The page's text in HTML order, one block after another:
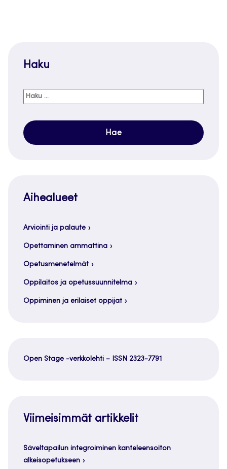
Haku
Haku:
Aihealueet
Arviointi ja palaute
Opettaminen ammattina
Opetusmenetelmät
Oppilaitos ja opetussuunnitelma
Oppiminen ja erilaiset oppijat
Open Stage -verkkolehti – ISSN 2323-7791
Viimeisimmät artikkelit
Säveltapailun integroiminen kanteleensoiton
alkeisopetukseen